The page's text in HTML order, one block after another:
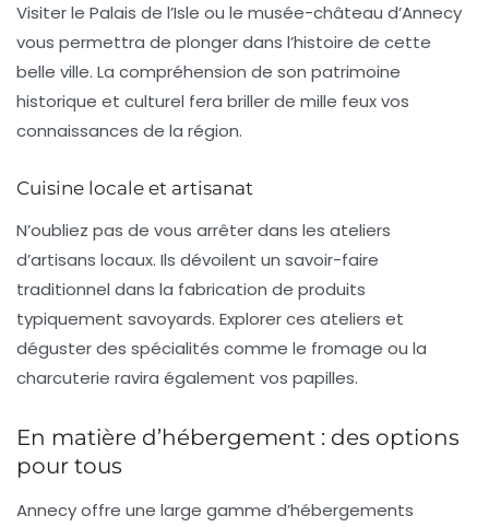
Visiter le Palais de l’Isle ou le musée-château d’Annecy
vous permettra de plonger dans l’histoire de cette
belle ville. La compréhension de son patrimoine
historique et culturel fera briller de mille feux vos
connaissances de la région.
Cuisine locale et artisanat
N’oubliez pas de vous arrêter dans les ateliers
d’artisans locaux. Ils dévoilent un savoir-faire
traditionnel dans la fabrication de produits
typiquement savoyards. Explorer ces ateliers et
déguster des spécialités comme le fromage ou la
charcuterie ravira également vos papilles.
En matière d’hébergement : des options
pour tous
Annecy offre une large gamme d’hébergements